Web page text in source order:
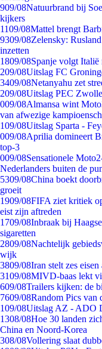
909/08Natuurbrand bij
kijkers
1109/08Mattel brengt
9309/08Zelensky:
inzetten
1809/08Spanje volgt Italië
209/08Uitslag FC
3409/08Netanyahu zet
209/08Uitslag PEC
009/08Almansa wint
van afwezige
109/08Uitslag Sparta -
009/08Aprilia domineert
top-3
009/08Sensationele
Nederlanders buiten de
5309/08China boekt
groeit
1909/08FIFA ziet kritiek
eist zijn aftreden
1709/08Inbraak bij
sigaretten
2809/08Nachtelijk
wijk
3809/08Iran stelt zes
3109/08MIVD-baas lekt
609/08Trailers kijken: de
7609/08Random Pics van
109/08Uitslag AZ - ADO
1308/08Hoe 30 landen
China en Noord-Korea
308/08Vollering slaat